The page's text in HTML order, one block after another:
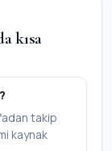
kısa
takip
kaynak